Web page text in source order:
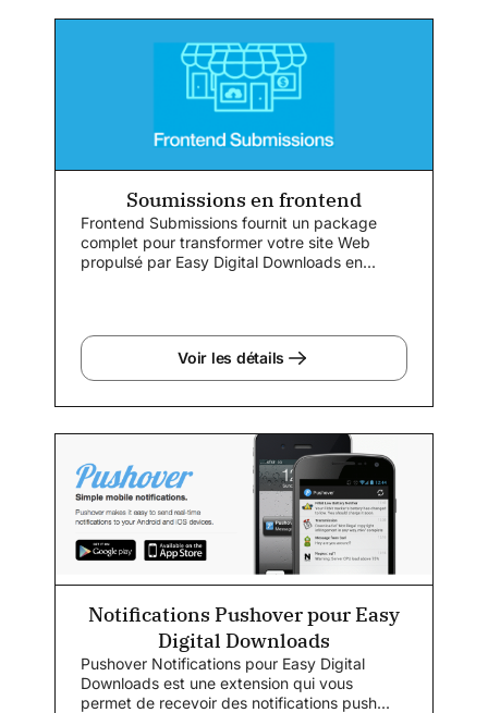
Soumissions en frontend
Frontend Submissions fournit un package
complet pour transformer votre site Web
propulsé par Easy Digital Downloads en...
Voir les détails
Notifications Pushover pour Easy
Digital Downloads
Pushover Notifications pour Easy Digital
Downloads est une extension qui vous
permet de recevoir des notifications push...